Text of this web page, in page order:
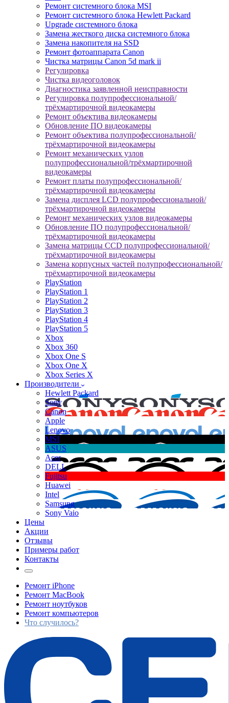
Ремонт системного блока MSI
Ремонт системного блока Hewlett Packard
Upgrade системного блока
Замена жесткого диска системного блока
Замена накопителя на SSD
Ремонт фотоаппарата Canon
Чистка матрицы Canon 5d mark ii
Регулировка
Чистка видеоголовок
Диагностика заявленной неисправности
Регулировка полупрофессиональной/
трёхмартирочной видеокамеры
Ремонт объектива видеокамеры
Обновление ПО видеокамеры
Ремонт объектива полупрофессиональной/
трёхмартирочной видеокамеры
Ремонт механических узлов
полупрофессиональной/трёхмартирочной
видеокамеры
Ремонт платы полупрофессиональной/
трёхмартирочной видеокамеры
Замена дисплея LCD полупрофессиональной/
трёхмартирочной видеокамеры
Ремонт механических узлов видеокамеры
Обновление ПО полупрофессиональной/
трёхмартирочной видеокамеры
Замена матрицы CCD полупрофессиональной/
трёхмартирочной видеокамеры
Замена корпусных частей полупрофессиональной/
трёхмартирочной видеокамеры
PlayStation
PlayStation 1
PlayStation 2
PlayStation 3
PlayStation 4
PlayStation 5
Xbox
Xbox 360
Xbox One S
Xbox One X
Xbox Series X
Производители
Hewlett Packard
Sony
Canon
Apple
Lenovo
MSI
ASUS
Acer
DELL
Fujitsu
Huawei
Intel
Samsung
Sony Vaio
Цены
Акции
Отзывы
Примеры работ
Контакты
Ремонт iPhone
Ремонт MacBook
Ремонт ноутбуков
Ремонт компьютеров
Что случилось?